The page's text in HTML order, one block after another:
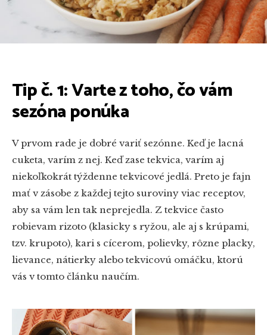
Tip č. 1: Varte z toho, čo vám
sezóna ponúka
V prvom rade je dobré variť sezónne. Keď je lacná
cuketa, varím z nej. Keď zase tekvica, varím aj
niekoľkokrát týždenne tekvicové jedlá. Preto je fajn
mať v zásobe z každej tejto suroviny viac receptov,
aby sa vám len tak neprejedla. Z tekvice často
robievam rizoto (klasicky s ryžou, ale aj s krúpami,
tzv. krupoto), kari s cícerom, polievky, rôzne placky,
lievance, nátierky alebo tekvicovú omáčku, ktorú
vás v tomto článku naučím.